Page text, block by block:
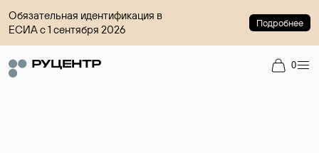
Обязательная идентификация в
ЕСИА с 1 сентября 2026
Подробнее
0